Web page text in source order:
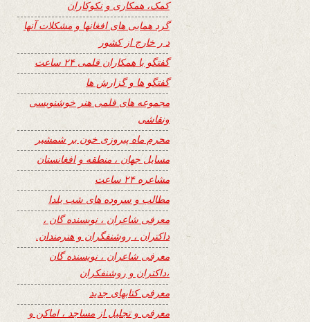
کمک، همکاری و نکوکاران
گرد همایی های افغانها و مشکلات آنها
د ر خارج از کشور
گفتگو با همکاران قلمی ۲۴ ساعت
گفتگو ها و گزارش ها
مجموعه های قلمی هنر خوشنویسی
ونقاشی
محرم ماه پیروزی خون بر شمشیر
مسایل جهان ، منطقه و افغانستان
مشاعره ۲۴ ساعت
مطالب و سروده های شب یلدا
معرفی شاعران ، نویسنده گان ،
داکتران ، روشنفگران و هنرمندان.
معرفی شاعران ، نویسنده گان
،داکتران و روشنفکران
معرفی کتابهای جدید
معرفی و تجلیل از مساجد ، اماکن و